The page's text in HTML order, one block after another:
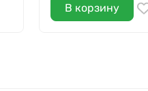
В корзину